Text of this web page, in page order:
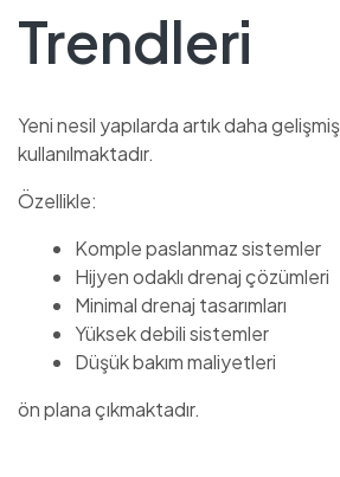
Trendleri
Yeni nesil yapılarda artık daha
kullanılmaktadır.
Özellikle:
Komple paslanmaz sistemler
Hijyen odaklı drenaj çözümleri
Minimal drenaj tasarımları
Yüksek debili sistemler
Düşük bakım maliyetleri
ön plana çıkmaktadır.